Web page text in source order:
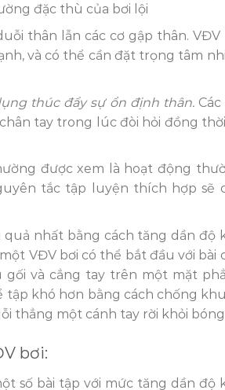
đặc thù của bơi lội
thân lẫn các cơ gập thân. VĐV
và có thể cần đặt trọng tâm
thúc đẩy sự ổn định thân. Các
tay trong lúc đòi hỏi đồng
được xem là hoạt động
tắc tập luyện thích hợp sẽ
nhất bằng cách tăng dần độ
VĐV bơi có thể bắt đầu với bài
gối và cẳng tay trên một mặt
tập khó hơn bằng cách chống
thẳng một cánh tay rời khỏi
bơi:
số bài tập với mức tăng dần độ